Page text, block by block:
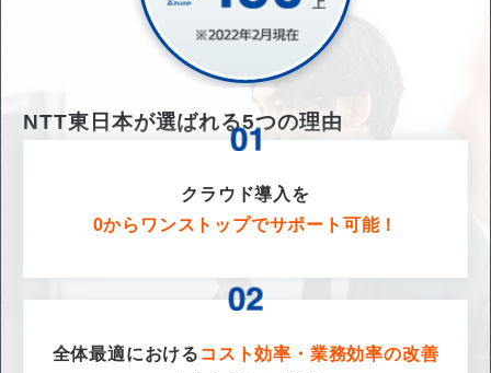
NTT東日本が選ばれる5つの理由
クラウド導入を
0からワンストップでサポート可能！
全体最適における コスト効率・業務効率の改善